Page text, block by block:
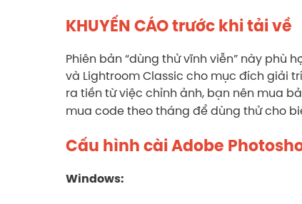
KHUYẾN CÁOtrước khi tải về
Phiên bản “dùng thử vĩnh viễn” này phù
và Lightroom Classic cho mục đích giải
ra tiền từ việc chỉnh ảnh, bạn nên mua
mua code theo tháng để dùng thử cho
Cấu hình cài Adobe
Windows: